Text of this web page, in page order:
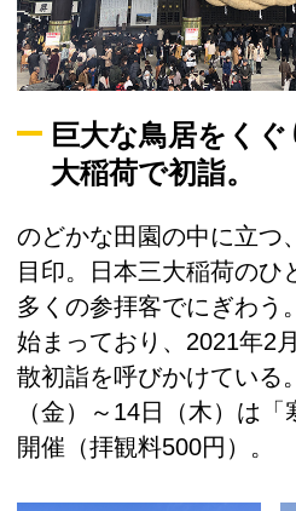
巨大な鳥居をく
大稲荷で初詣。
のどかな田園の中に立つ
目印。日本三大稲荷のひ
多くの参拝客でにぎわう
始まっており、2021年2
散初詣を呼びかけている
（金）～14日（木）は
開催（拝観料500円）。